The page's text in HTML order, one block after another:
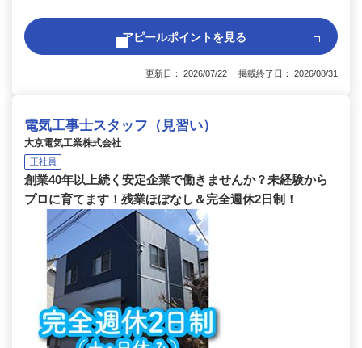
アピールポイントを見る
更新日： 2026/07/22 掲載終了日： 2026/08/31
電気工事士スタッフ（見習い）
大京電気工業株式会社
正社員
創業40年以上続く安定企業で働きませんか？未経験から
プロに育てます！残業ほぼなし＆完全週休2日制！